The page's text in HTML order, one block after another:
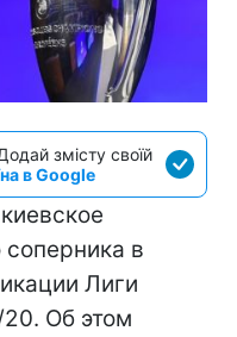
змісту своїй
в Google
в
Лиги
Об этом